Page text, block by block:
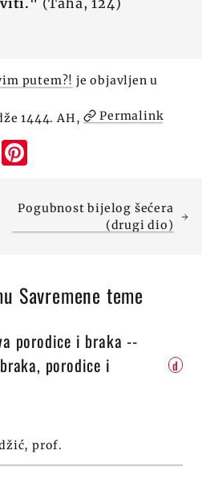
(Taha, 124)
putem?! je objavljen u
1444. AH,
Permalink
Viber
Pogubnost bijelog šećera
(drugi dio)
Savremene teme
porodice i braka --
porodice i
d
prof.